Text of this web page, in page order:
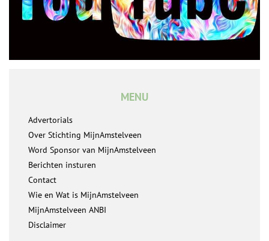
MENU
Advertorials
Over Stichting MijnAmstelveen
Word Sponsor van MijnAmstelveen
Berichten insturen
Contact
Wie en Wat is MijnAmstelveen
MijnAmstelveen ANBI
Disclaimer